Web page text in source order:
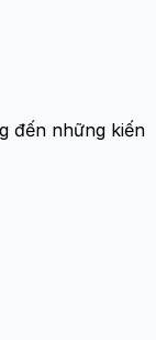
đến những kiến